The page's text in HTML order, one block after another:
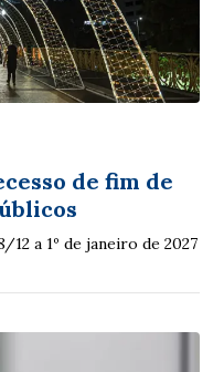
de fim de
12 a 1º de janeiro de 2027